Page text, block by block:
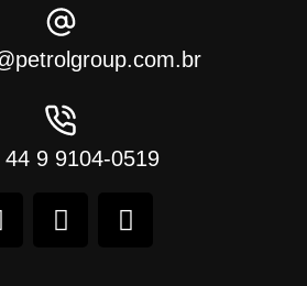
44 9 9104-0519